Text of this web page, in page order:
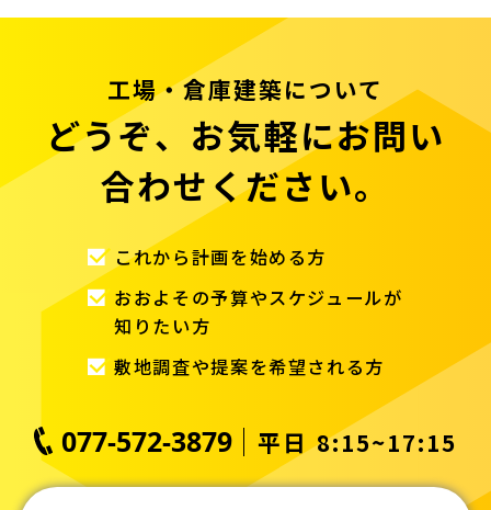
工場・倉庫建築について
どうぞ、お気軽にお問い
合わせください。
これから計画を始める方
おおよその予算やスケジュールが
知りたい方
敷地調査や提案を希望される方
077-572-3879 平日 8:15~17:15